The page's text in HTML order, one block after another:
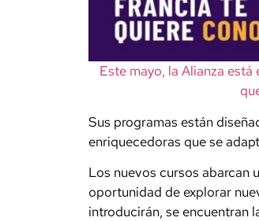
Este mayo, la Alianza
Sus programas están
enriquecedoras que se
Los nuevos cursos abarcan
oportunidad de explorar
introducirán, se encuentran